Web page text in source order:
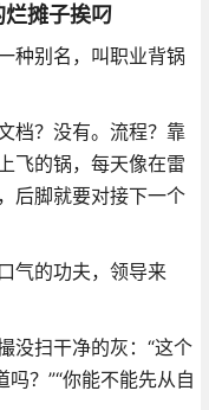
摊子挨叼
种别名，叫职业背锅
档？没有。流程？靠
飞的锅，每天像在雷
后脚就要对接下一个
气的功夫，领导来
没扫干净的灰：“这个
？”“你能不能先从自